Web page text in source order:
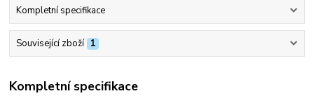
Kompletní specifikace
Související zboží 1
Kompletní specifikace